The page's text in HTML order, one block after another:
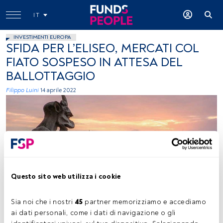
Questo sito web utilizza i cookie
Sia noi che i nostri 45 partner memorizziamo e accediamo
ai dati personali, come i dati di navigazione o gli
IT
INVESTIMENTI EUROPA
SFIDA PER L’ELISEO, MERCATI COL
FIATO SOSPESO IN ATTESA DEL
BALLOTTAGGIO
Filippo Luini 14 aprile 2022
Pedro Lastra, immagine concessa (Unsplash)
Tempo di lettura: 4 min.